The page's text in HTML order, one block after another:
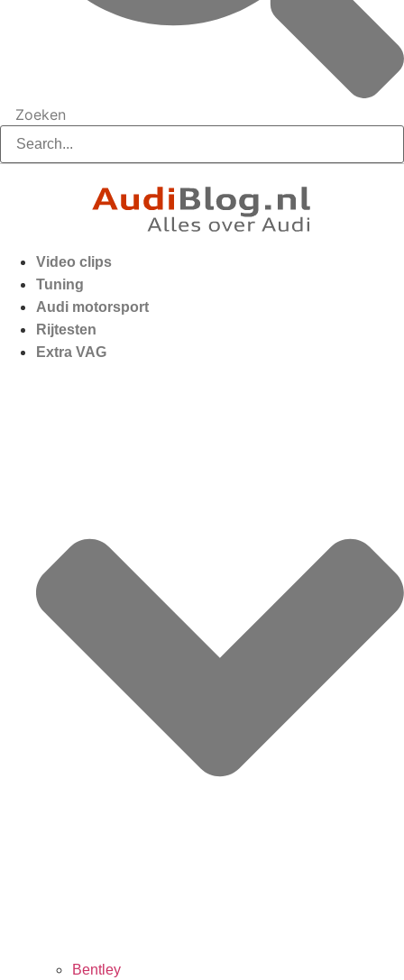
Zoeken
Video clips
Tuning
Audi motorsport
Rijtesten
Extra VAG
Bentley